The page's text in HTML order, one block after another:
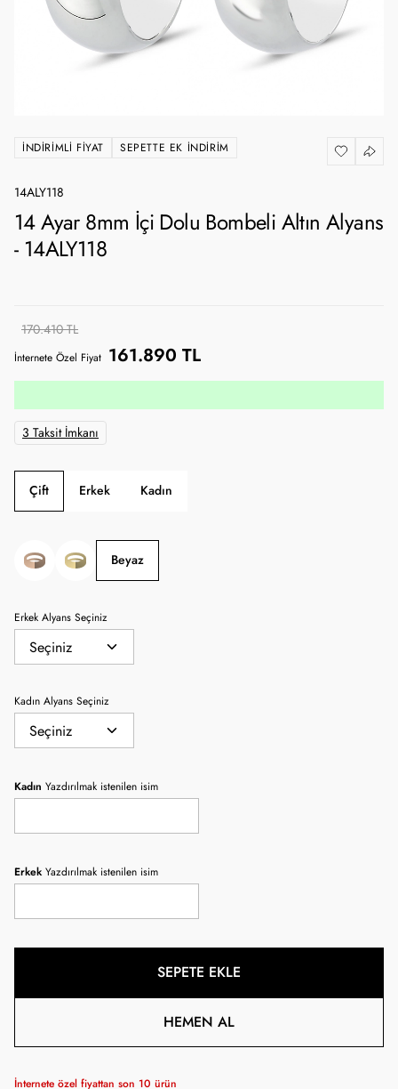
İNDIRIMLI FIYAT SEPETTE EK İNDIRIM
14ALY118
14 Ayar 8mm İçi Dolu Bombeli Altın Alyans
- 14ALY118
170.410 TL
İnternete Özel Fiyat 161.890 TL
3 Taksit İmkanı
Çift Erkek Kadın
Beyaz
Erkek Alyans Seçiniz
Kadın Alyans Seçiniz
Kadın Yazdırılmak istenilen isim
Erkek Yazdırılmak istenilen isim
SEPETE EKLE
HEMEN AL
İnternete özel fiyattan son 10 ürün